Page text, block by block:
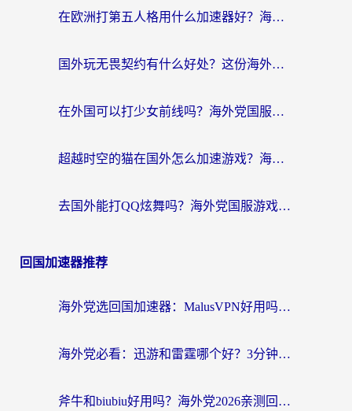
在欧洲打第五人格用什么加速器好？海外党亲测有效的国服游戏加速方案
国外玩无畏契约有什么好处？这份海外国服游戏加速指南帮你解决90%的卡顿问题
在外国可以打少女前线吗？海外党国服游戏畅玩终极指南（附避坑技巧）
超越时空的猫在国外怎么加速游戏？海外玩家国服畅玩终极指南
去国外能打QQ炫舞吗？海外党国服游戏不卡顿的终极指南
回国加速器推荐
海外党选回国加速器：MalusVPN好用吗？和快帆VPN哪个好？附真实对比与避坑指南
海外党必看：迅游和雷霆哪个好？3分钟教你选对回国加速器，无缝刷国内剧玩手游
斧牛和biubiu好用吗？海外党2026亲测回国加速器指南，附番茄加速器深度体验